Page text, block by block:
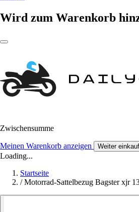
Wird zum Warenkorb
Zwischensumme
Meinen Warenkorb anzeigen Weiter
Loading...
Startseite
/ Motorrad-Sattelbezug Bagster xjr